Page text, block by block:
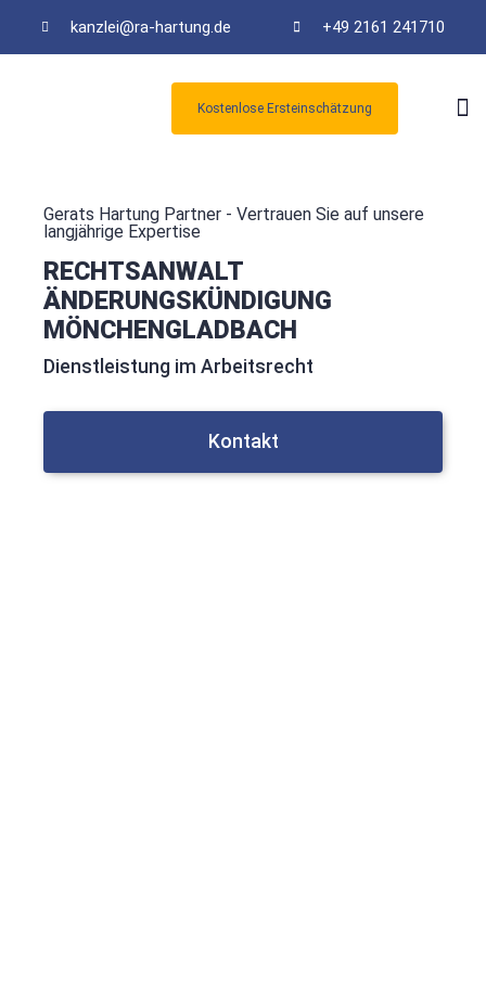
kanzlei@ra-hartung.de +49 2161 241710
Kostenlose Ersteinschätzung
Gerats Hartung Partner - Vertrauen Sie auf unsere
langjährige Expertise
RECHTSANWALT
ÄNDERUNGSKÜNDIGUNG
MÖNCHENGLADBACH
Dienstleistung im Arbeitsrecht
Kontakt